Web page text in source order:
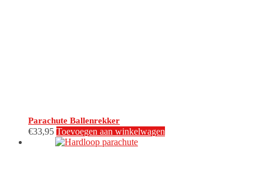
Parachute Ballenrekker
€33,95 Toevoegen aan winkelwagen